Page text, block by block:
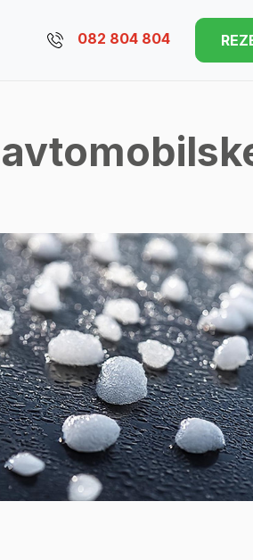
082 804 804